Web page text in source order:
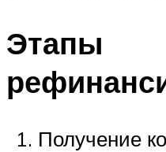
Этапы
Получение